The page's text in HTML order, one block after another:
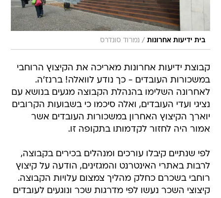
בית ידיעות אחרונות / נמרוד סונדרס
קבוצת ידיעות אחרונות מאריכה את הקיצוץ הרוחבי
במשכורות העובדים - כך נודע לוואלה! ברנז'ה.
לאחרונה השלימו בהנהלת הקבוצה מגעים בנושא עם
נציגי ועדי העובדים, ואלה סיכמו כי בשבועות הקרובים
יוארך הקיצוץ האחרון במשכורות העובדים אשר
אמור היה לחזור לקדמותו בתקופה זו.
לפי שנתיים קיבלו עורכים ומנהלים בכירים בקבוצה,
לרבות באתרי האינטרנט והמגזינים, הודעה על קיצוץ
רוחבי בשכרם כחלק מהליך צמצום עלויות הקבוצה.
קיצוצי השכר נעשו לפי מדרגות שכר ונוגעים לעובדים